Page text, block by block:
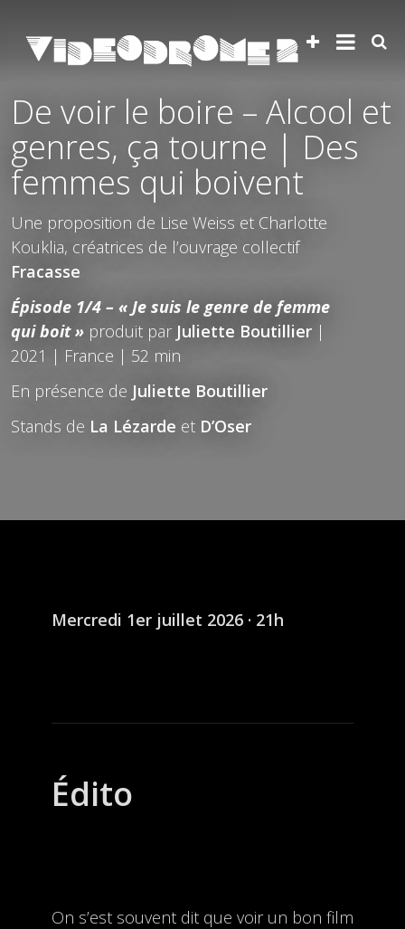
De voir le boire – Alcool et
genres, ça tourne | Des
femmes qui boivent
Une proposition de Lise Weiss et Charlotte
Kouklia, créatrices de l’ouvrage collectif
Fracasse
Épisode 1/4 – « Je suis le genre de femme
qui boit » produit par Juliette Boutillier |
2021 | France | 52 min
En présence de Juliette Boutillier
Stands de La Lézarde et D’Oser
Mercredi 1er juillet 2026 · 21h
Édito
On s’est souvent dit que voir un bon film